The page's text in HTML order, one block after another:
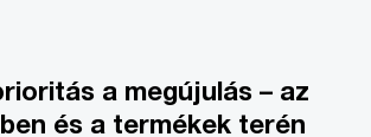
a megújulás – az
és a termékek terén